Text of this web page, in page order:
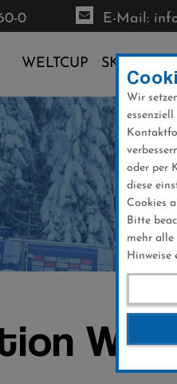
0 E-Mail:
WELTCUP SKI-CLUB
Wir
oder per
diese
Cookies
Bitte
mehr alle
Hinweise